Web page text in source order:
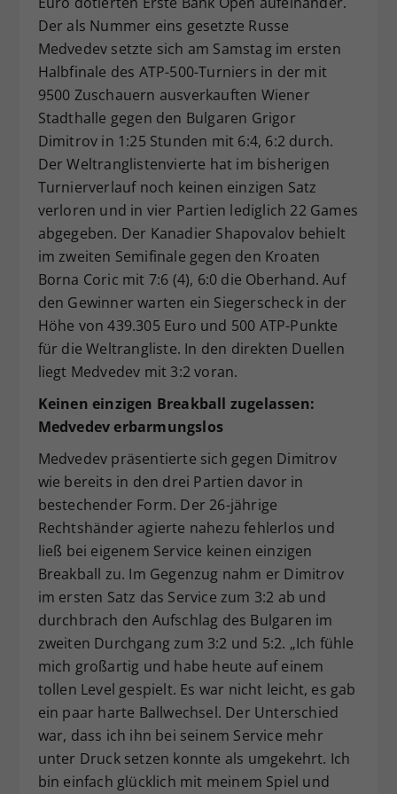
Der als Nummer eins gesetzte Russe
Medvedev setzte sich am Samstag im ersten
Halbfinale des ATP-500-Turniers in der mit
9500 Zuschauern ausverkauften Wiener
Stadthalle gegen den Bulgaren Grigor
Dimitrov in 1:25 Stunden mit 6:4, 6:2 durch.
Der Weltranglistenvierte hat im bisherigen
Turnierverlauf noch keinen einzigen Satz
verloren und in vier Partien lediglich 22 Games
abgegeben. Der Kanadier Shapovalov behielt
im zweiten Semifinale gegen den Kroaten
Borna Coric mit 7:6 (4), 6:0 die Oberhand. Auf
den Gewinner warten ein Siegerscheck in der
Höhe von 439.305 Euro und 500 ATP-Punkte
für die Weltrangliste. In den direkten Duellen
liegt Medvedev mit 3:2 voran.
Keinen einzigen Breakball zugelassen:
Medvedev erbarmungslos
Medvedev präsentierte sich gegen Dimitrov
wie bereits in den drei Partien davor in
bestechender Form. Der 26-jährige
Rechtshänder agierte nahezu fehlerlos und
ließ bei eigenem Service keinen einzigen
Breakball zu. Im Gegenzug nahm er Dimitrov
im ersten Satz das Service zum 3:2 ab und
durchbrach den Aufschlag des Bulgaren im
zweiten Durchgang zum 3:2 und 5:2. „Ich fühle
mich großartig und habe heute auf einem
tollen Level gespielt. Es war nicht leicht, es gab
ein paar harte Ballwechsel. Der Unterschied
war, dass ich ihn bei seinem Service mehr
unter Druck setzen konnte als umgekehrt. Ich
bin einfach glücklich mit meinem Spiel und
Zweck
Dieser Wert speichert Ihre Consent-
Einstellungen. Unter anderem eine
zufällig generierte ID, für die
historische Speicherung Ihrer
vorgenommen Einstellungen, falls der
Webseiten-Betreiber dies eingestellt
hat.